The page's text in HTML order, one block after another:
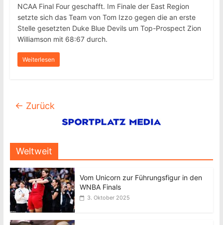
NCAA Final Four geschafft. Im Finale der East Region
setzte sich das Team von Tom Izzo gegen die an erste
Stelle gesetzten Duke Blue Devils um Top-Prospect Zion
Williamson mit 68:67 durch.
Weiterlesen
← Zurück
Weltweit
Vom Unicorn zur Führungsfigur in den
WNBA Finals
3. Oktober 2025